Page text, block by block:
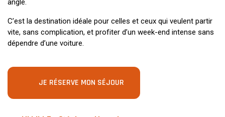
angle.
C’est la destination idéale pour celles et ceux qui veulent partir
vite, sans complication, et profiter d’un week-end intense sans
dépendre d’une voiture.
JE RÉSERVE MON SÉJOUR